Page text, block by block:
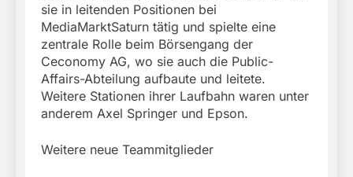
sie in leitenden Positionen bei
MediaMarktSaturn tätig und spielte eine
zentrale Rolle beim Börsengang der
Ceconomy AG, wo sie auch die Public-
Affairs-Abteilung aufbaute und leitete.
Weitere Stationen ihrer Laufbahn waren unter
anderem Axel Springer und Epson.
Weitere neue Teammitglieder